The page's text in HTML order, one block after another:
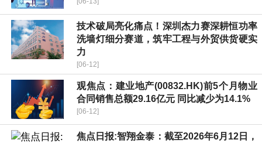
技术破局亮化痛点！深圳杰力赛深耕恒功率
洗墙灯细分赛道，筑牢工程与外贸供货硬实
力
[06-12]
观焦点：建业地产(00832.HK)前5个月物业
合同销售总额29.16亿元 同比减少为14.1%
[06-12]
焦点日报:智翔金泰：截至2026年6月12日，